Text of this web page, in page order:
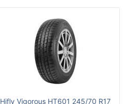
Hifly Vigorous HT601 245/70 R17